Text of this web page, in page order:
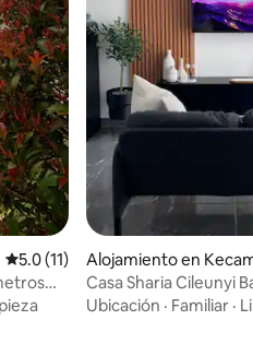
Calificación promedio: 5.0 de 5,
5.0 (11)
Alojamiento en
ileunyi
Casa Sharia Cileunyi
Jatinangor
Ubicación · Familiar ·